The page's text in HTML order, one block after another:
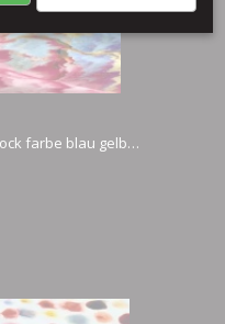
farbe blau gelb…